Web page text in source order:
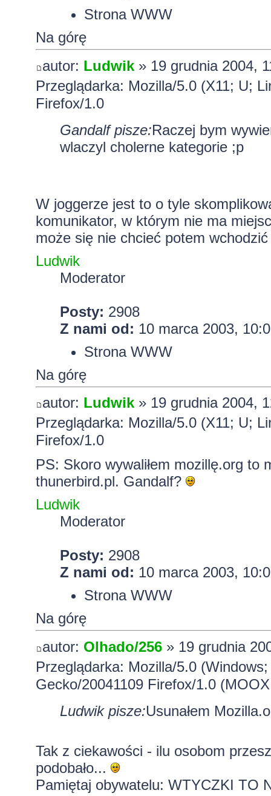
Strona WWW
Na górę
autor: Ludwik» 19 grudnia 2004,
Przeglądarka: Mozilla/5.0 (X11; U;
Firefox/1.0
Gandalf pisze:Raczej bym
wlaczyl cholerne kategorie ;p
W joggerze jest to o tyle
komunikator, w którym nie ma
może się nie chcieć potem
Ludwik
Moderator
Posty: 2908
Z nami od: 10 marca 2003,
Strona WWW
Na górę
autor: Ludwik» 19 grudnia 2004,
Przeglądarka: Mozilla/5.0 (X11; U;
Firefox/1.0
PS: Skoro wywaliłem mozillę.org to
thunerbird.pl. Gandalf?
Ludwik
Moderator
Posty: 2908
Z nami od: 10 marca 2003,
Strona WWW
Na górę
autor: Olhado/256» 19 grudnia
Przeglądarka: Mozilla/5.0
Gecko/20041109 Firefox/1.0
Ludwik pisze:Usunałem
Tak z ciekawości - ilu osobom
podobało...
Pamiętaj obywatelu: WTYCZKI TO